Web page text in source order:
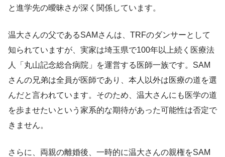
と進学先の曖昧さが深く関係しています。
温大さんの父であるSAMさんは、TRFのダンサーとして
知られていますが、実家は埼玉県で100年以上続く医療法
人「丸山記念総合病院」を運営する医師一族です。SAM
さんの兄弟は全員が医師であり、本人以外は医療の道を選
んだと言われています。そのため、温大さんにも医学の道
を歩ませたいという家系的な期待があった可能性は否定で
きません。
さらに、両親の離婚後、一時的に温大さんの親権をSAM